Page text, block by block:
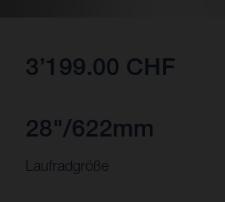
3’199.00 CHF
28"/622mm
Laufradgröße